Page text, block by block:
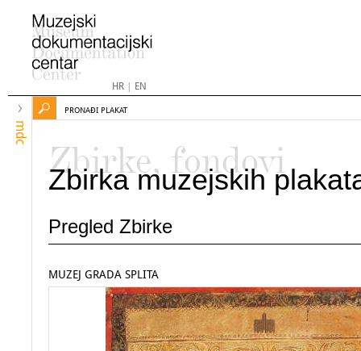
HR| EN
mdc
PRONAĐI PLAKAT
Zbirke, fondovi
Zbirka muzejskih
Pregled Zbirke
MUZEJ GRADA SPLITA